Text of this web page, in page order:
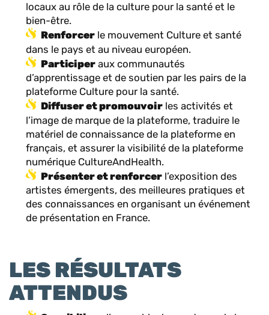
locaux au rôle de la culture pour la santé et le
bien-être.
Renforcer le mouvement Culture et santé
dans le pays et au niveau européen.
Participer aux communautés
d’apprentissage et de soutien par les pairs de la
plateforme Culture pour la santé.
Diffuser et promouvoir les activités et
l’image de marque de la plateforme, traduire le
matériel de connaissance de la plateforme en
français, et assurer la visibilité de la plateforme
numérique CultureAndHealth.
Présenter et renforcer l’exposition des
artistes émergents, des meilleures pratiques et
des connaissances en organisant un événement
de présentation en France.
LES RÉSULTATS
ATTENDUS